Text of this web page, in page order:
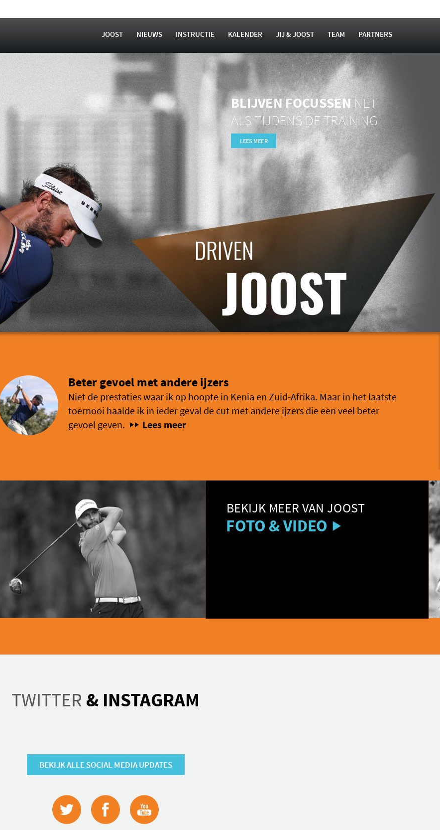
JOOST NIEUWS INSTRUCTIE KALENDER JIJ & JOOST TEAM PARTNERS
BLIJVEN FOCUSSENNET
ALS TIJDENS DE TRAINING
LEES MEER
Beter gevoel met andere ijzers
Niet de prestaties waar ik op hoopte in Kenia en Zuid-Afrika. Maar in het laatste
toernooi haalde ik in ieder geval de cut met andere ijzers die een veel beter
gevoel geven.
Lees meer
BEKIJK MEER VAN JOOST
FOTO & VIDEO
TWITTER & INSTAGRAM
BEKIJK ALLE SOCIAL MEDIA UPDATES